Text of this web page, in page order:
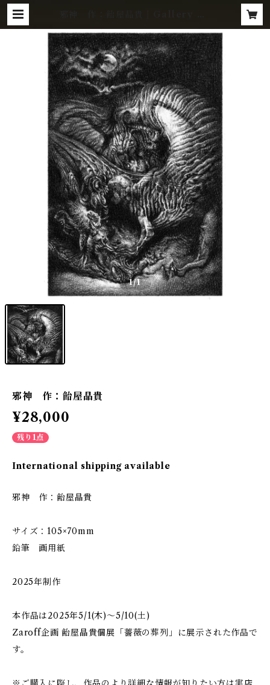
1/1
邪神 作：飴屋晶貴
¥28,000
残り1点
International shipping available
邪神 作：飴屋晶貴
サイズ：105×70mm
鉛筆 画用紙
2025年制作
本作品は2025年5/1(木)～5/10(土)
Zaroff企画 飴屋晶貴個展「薔薇の葬列」に展示された作品で
す。